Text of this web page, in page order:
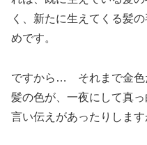
く、新たに生えてくる髪
めです。
ですから… それまで金色
髪の色が、一夜にして真
言い伝えがあったりしま